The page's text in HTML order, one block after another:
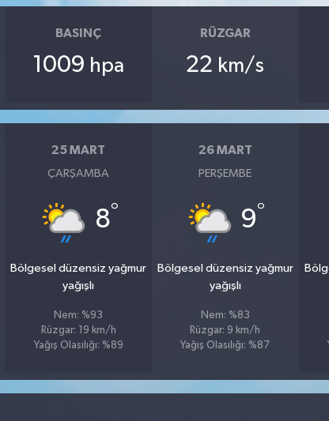
BASINÇ
1009 hpa
RÜZGAR
22 km/s
25 MART
ÇARŞAMBA
8°
Bölgesel düzensiz yağmur
yağışlı
Nem: %93
Rüzgar: 19 km/h
Yağış Olasılığı: %89
26 MART
PERŞEMBE
9°
Bölgesel düzensiz yağmur
yağışlı
Nem: %83
Rüzgar: 9 km/h
Yağış Olasılığı: %87